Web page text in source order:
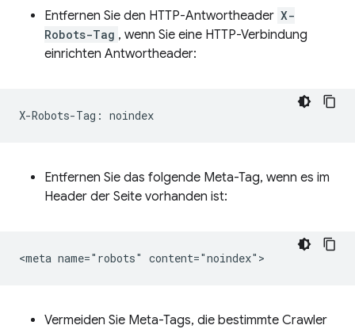
Entfernen Sie den HTTP-Antwortheader X-
Robots-Tag , wenn Sie eine HTTP-Verbindung
einrichten Antwortheader:
Entfernen Sie das folgende Meta-Tag, wenn es im
Header der Seite vorhanden ist:
Vermeiden Sie Meta-Tags, die bestimmte Crawler